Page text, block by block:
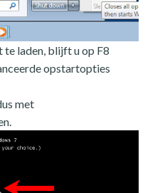
te laden, blijft u op F8
opstartopties
met